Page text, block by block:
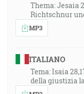
Thema: Jesaia
Richtschnur
MP3
ITALIANO
Tema: Isaia
della giustizia